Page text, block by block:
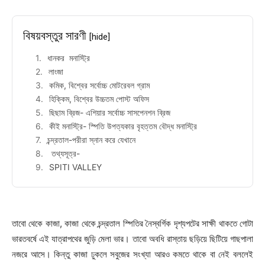
বিষয়বস্তুর সারণী [hide]
ধানকর মনাস্ট্রি
লাংজা
কমিক, বিশ্বের সর্বোচ্চ মোটরেবল গ্রাম
হিক্কিম, বিশ্বের উচ্চতম পোস্ট অফিস
ছিছাম ব্রিজ- এশিয়ার সর্বোচ্চ সাসপেনশন ব্রিজ
কীই মনাস্ট্রি- স্পিতি উপত্যকার বৃহত্তম বৌদ্ধ মনাস্ট্রি
চন্দ্রতাল-পরীরা স্নান করে যেখানে
তথ্যসূত্র-
SPITI VALLEY
তাবো থেকে কাজা, কাজা থেকে চন্দ্রতাল স্পিতির নৈস্বর্গিক দৃশ্যপটের সাক্ষী থাকতে গোটা
ভারতবর্ষে এই যাত্রাপথের জুড়ি মেলা ভার। তাবো অবধি রাস্তায় ছড়িয়ে ছিটিয়ে গাছপালা
নজরে আসে। কিন্তু কাজা ঢুকলে সবুজের সংখ্যা আরও কমতে থাকে বা নেই বললেই